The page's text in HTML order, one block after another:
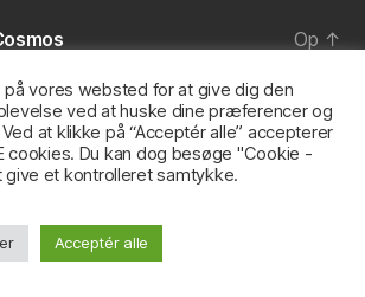
Op ↑
vores websted for at give dig den
ved at huske dine præferencer og
at klikke på “Acceptér alle” accepterer
cookies. Du kan dog besøge "Cookie -
give et kontrolleret samtykke.
Acceptér alle